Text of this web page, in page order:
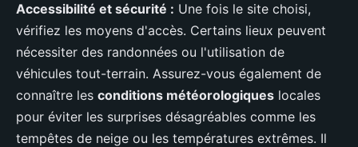
Accessibilité et sécurité : Une fois le site choisi,
vérifiez les moyens d'accès. Certains lieux peuvent
nécessiter des randonnées ou l'utilisation de
véhicules tout-terrain. Assurez-vous également de
connaître les conditions météorologiques locales
pour éviter les surprises désagréables comme les
tempêtes de neige ou les températures extrêmes. Il